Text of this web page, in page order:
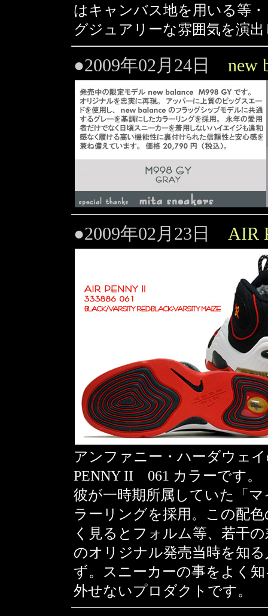
はキャンバス地を用いる等
グジュアリーな雰囲気を演
●2009年02月24日 new
●2009年02月23日 AIR
アンファニー・ハーダウェ
PENNY II 061 カラーです。
彼が一時期所属していた「
ラーリングを採用。この配
く見るとフォルム等、若干
のオリジナル発売当時を知
ず。スニーカーの事をよく
外せないプロダクトです。